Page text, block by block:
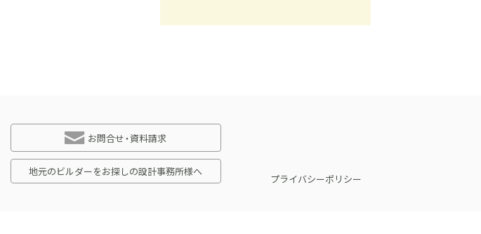
お問合せ・資料請求
地元のビルダーをお探しの設計事務所様へ
プライバシーポリシー